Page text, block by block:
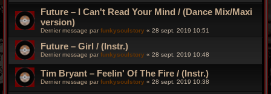
Future – I Can't Read Your Mind / (Dance Mix/Maxi
version)
Dernier message par funkysoulstory « 28 sept. 2019 10:51
Future – Girl / (Instr.)
Dernier message par funkysoulstory « 28 sept. 2019 10:48
Tim Bryant ‎– Feelin' Of The Fire / (Instr.)
Dernier message parfunkysoulstory « 28 sept. 2019 10:38